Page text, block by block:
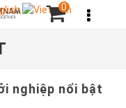
0
nghiệp nổi bật